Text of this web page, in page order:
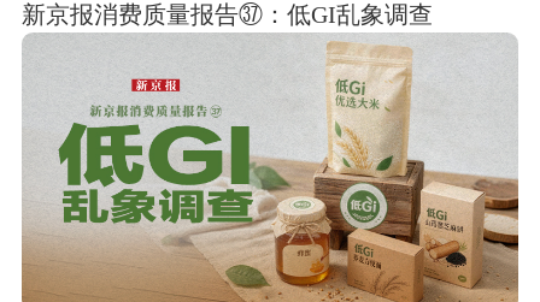
新京报消费质量报告㊲：低GI乱象调查